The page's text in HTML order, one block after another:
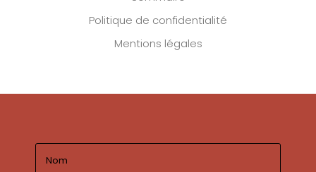
Politique de confidentialité
Mentions légales